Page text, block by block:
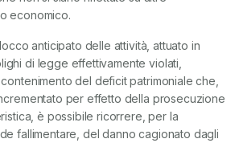
economico.
anticipato delle attività, attuato in
di legge effettivamente violati,
del deficit patrimoniale che,
per effetto della prosecuzione
è possibile ricorrere, per la
fallimentare, del danno cagionato dagli